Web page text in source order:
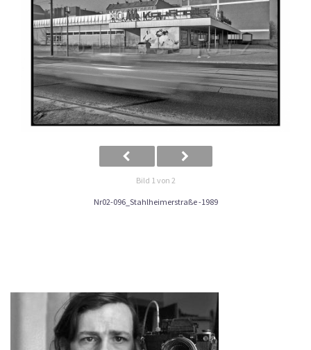
Bild 1 von 2
Nr02-096_Stahlheimerstraße -1989